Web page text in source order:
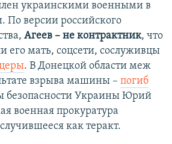
украинскими военными в
По версии российского
Агеев – не контрактник, что
его мать, соцсети, сослуживцы
. В Донецкой области меж
взрыва машины – погиб
безопасности Украины Юрий
военная прокуратура
как теракт.